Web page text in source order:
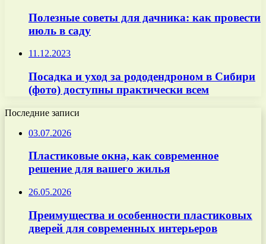
Полезные советы для дачника: как провести
июль в саду
11.12.2023
Посадка и уход за рододендроном в Сибири
(фото) доступны практически всем
Последние записи
03.07.2026
Пластиковые окна, как современное
решение для вашего жилья
26.05.2026
Преимущества и особенности пластиковых
дверей для современных интерьеров